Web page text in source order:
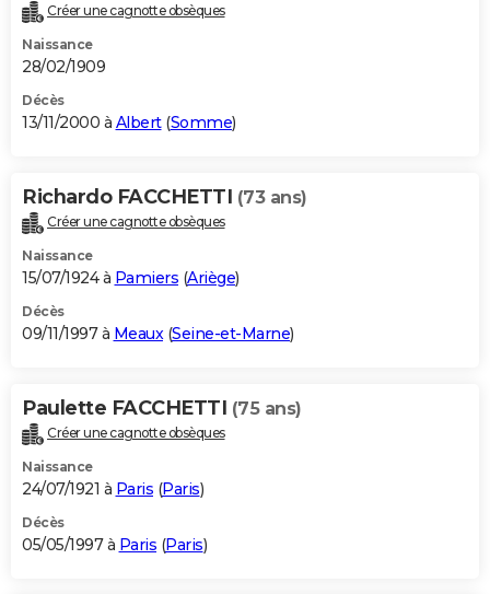
Créer une cagnotte obsèques
Naissance
28/02/1909
Décès
13/11/2000 à Albert(Somme)
Richardo FACCHETTI (73 ans)
Créer une cagnotte obsèques
Naissance
15/07/1924 à Pamiers (Ariège)
Décès
09/11/1997 à Meaux(Seine-et-Marne)
Paulette FACCHETTI (75 ans)
Créer une cagnotte obsèques
Naissance
24/07/1921 à Paris (Paris)
Décès
05/05/1997 à Paris (Paris)